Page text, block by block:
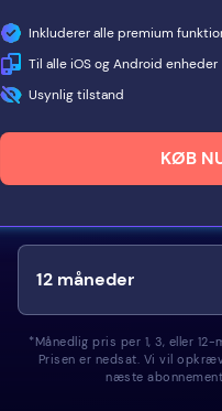
Inkluderer alle premium
Til alle iOS og Android enheder
Usynlig tilstand
KØB
12 måneder
*Månedlig pris per 1, 3, eller
Prisen er nedsat. Vi vil
næste